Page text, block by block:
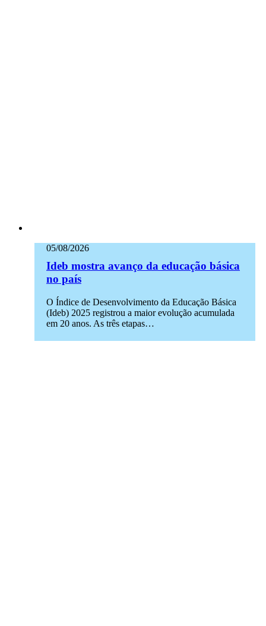
05/08/2026
Ideb mostra avanço da educação básica
no país
O Índice de Desenvolvimento da Educação Básica
(Ideb) 2025 registrou a maior evolução acumulada
em 20 anos. As três etapas…